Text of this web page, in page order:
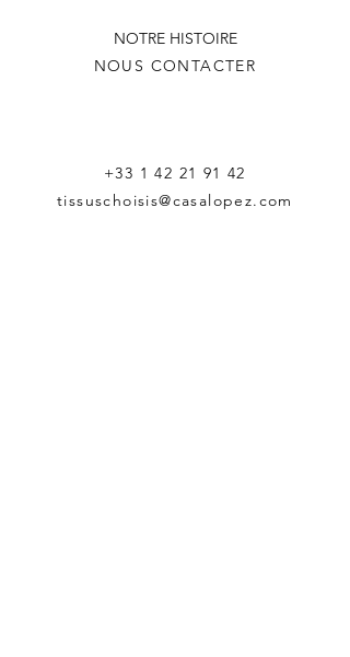
NOTRE HISTOIRE
NOUS CONTACTER
+33 1 42 21 91 42
tissuschoisis@casalopez.com